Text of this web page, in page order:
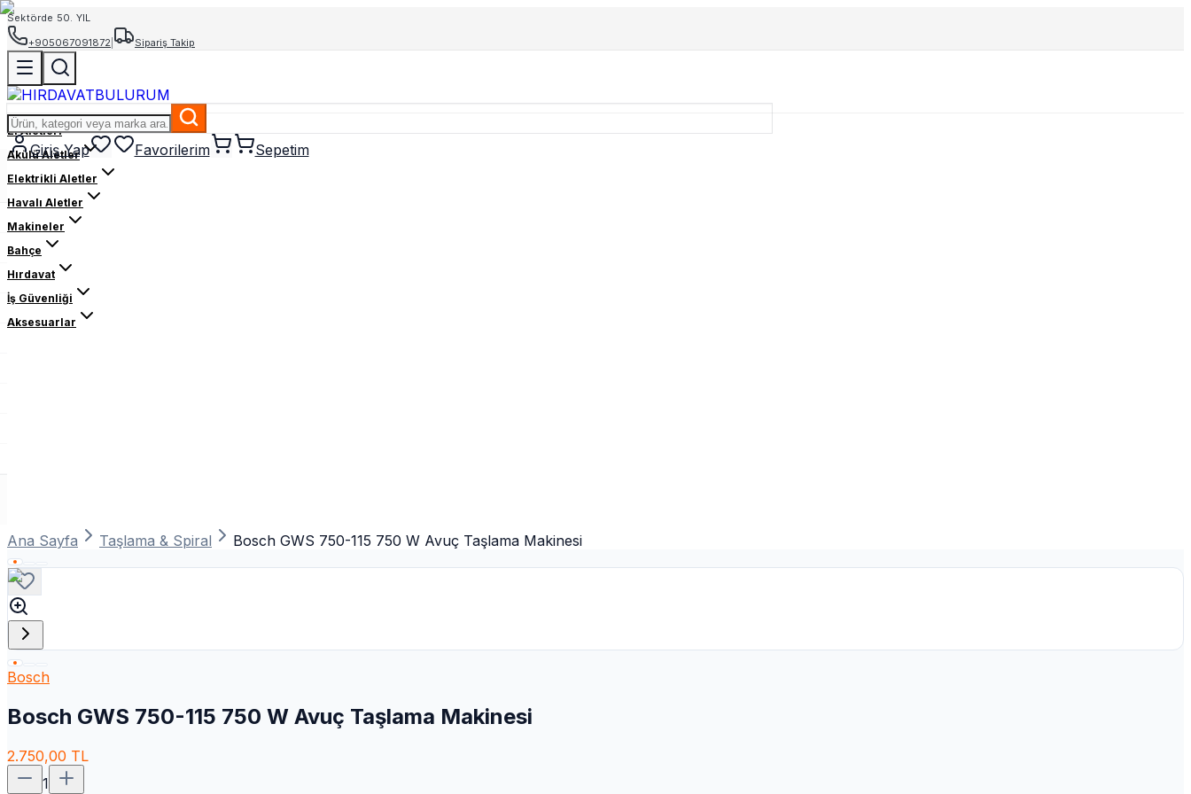
Sektörde 50. YIL
+905067091872
Sipariş Takip
Giriş Yap Favorilerim Sepetim
El Aletleri
Akülü Aletler
Elektrikli Aletler
Havalı Aletler
Makineler
Bahçe
Hırdavat
İş Güvenliği
Aksesuarlar
Ana Sayfa Taşlama & Spiral Bosch GWS 750-115 750 W Avuç Taşlama Makinesi
Bosch
Bosch GWS 750-115 750 W Avuç Taşlama Makinesi
2.750,00 TL
1